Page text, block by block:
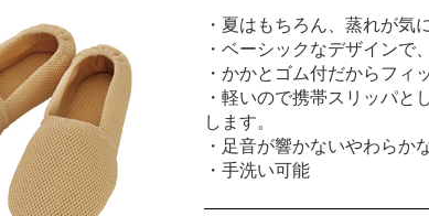
・夏はもちろん、蒸れが気
・ベーシックなデザインで
・かかとゴム付だからフィ
・軽いので携帯スリッパ
します。
・足音が響かないやわらか
・手洗い可能